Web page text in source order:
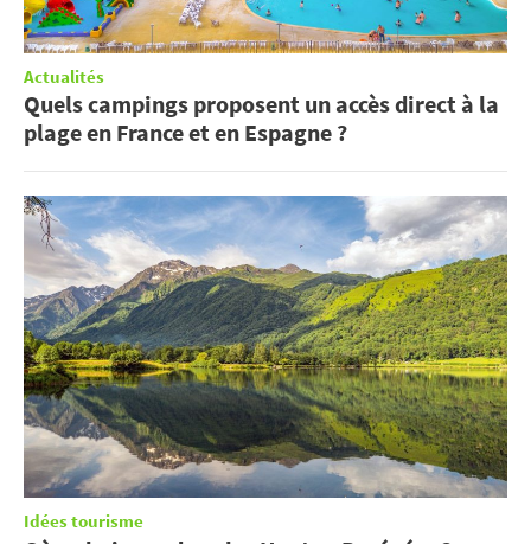
Actualités
Quels campings proposent un accès direct à la
plage en France et en Espagne ?
Idées tourisme